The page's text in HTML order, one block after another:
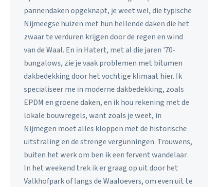
pannendaken opgeknapt, je weet wel, die typische
Nijmeegse huizen met hun hellende daken die het
zwaar te verduren krijgen door de regen en wind
van de Waal. En in Hatert, met al die jaren '70-
bungalows, zie je vaak problemen met bitumen
dakbedekking door het vochtige klimaat hier. Ik
specialiseer me in moderne dakbedekking, zoals
EPDM en groene daken, en ik hou rekening met de
lokale bouwregels, want zoals je weet, in
Nijmegen moet alles kloppen met de historische
uitstraling en de strenge vergunningen. Trouwens,
buiten het werk om ben ik een fervent wandelaar.
In het weekend trek ik er graag op uit door het
Valkhofpark of langs de Waaloevers, om even uit te